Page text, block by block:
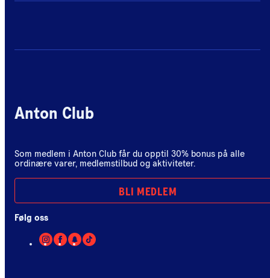
Anton Club
Som medlem i Anton Club får du opptil 30% bonus på alle
ordinære varer, medlemstilbud og aktiviteter.
BLI MEDLEM
Følg oss